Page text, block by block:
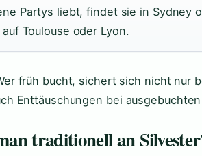
Partys liebt, findet sie in Sydney
Toulouse oder Lyon.
früh bucht, sichert sich nicht nur
Enttäuschungen bei
traditionell an